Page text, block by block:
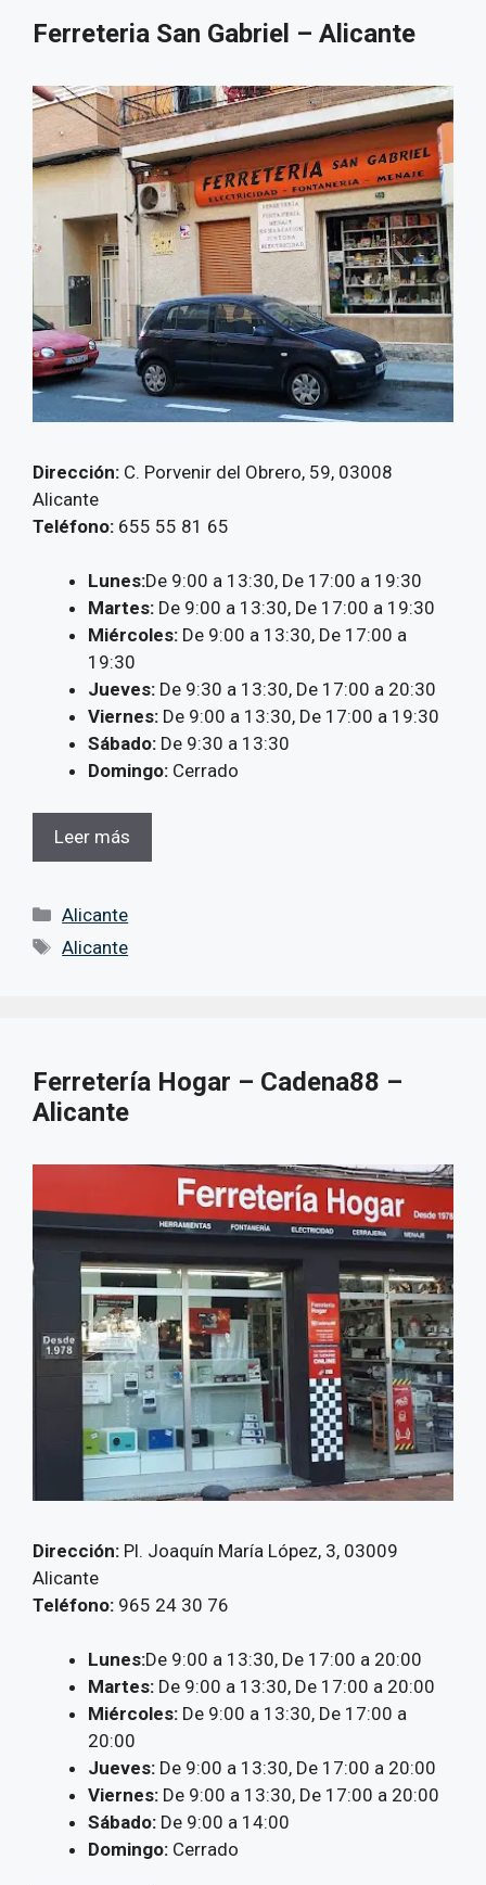
Ferreteria San Gabriel – Alicante
Dirección: C. Porvenir del Obrero, 59, 03008
Alicante
Teléfono: 655 55 81 65
Lunes:De 9:00 a 13:30, De 17:00 a 19:30
Martes: De 9:00 a 13:30, De 17:00 a 19:30
Miércoles: De 9:00 a 13:30, De 17:00 a
19:30
Jueves: De 9:30 a 13:30, De 17:00 a 20:30
Viernes: De 9:00 a 13:30, De 17:00 a 19:30
Sábado: De 9:30 a 13:30
Domingo: Cerrado
Leer más
Categorías
Alicante
Etiquetas
Alicante
Ferretería Hogar – Cadena88 –
Alicante
Dirección: Pl. Joaquín María López, 3, 03009
Alicante
Teléfono: 965 24 30 76
Lunes:De 9:00 a 13:30, De 17:00 a 20:00
Martes: De 9:00 a 13:30, De 17:00 a 20:00
Miércoles: De 9:00 a 13:30, De 17:00 a
20:00
Jueves: De 9:00 a 13:30, De 17:00 a 20:00
Viernes: De 9:00 a 13:30, De 17:00 a 20:00
Sábado: De 9:00 a 14:00
Domingo: Cerrado